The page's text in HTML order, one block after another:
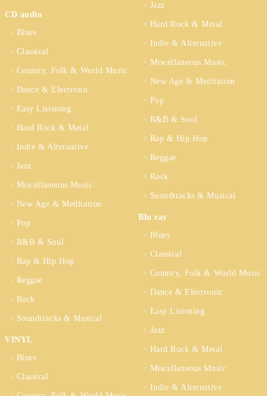
CD audio
Blues
Classical
Country, Folk & World Music
Dance & Electronic
Easy Listening
Hard Rock & Metal
Indie & Alternative
Jazz
Miscellaneous Music
New Age & Meditation
Pop
R&B & Soul
Rap & Hip Hop
Reggae
Rock
Soundtracks & Musical
VINYL
Blues
Classical
Jazz
Hard Rock & Metal
Indie & Alternative
Miscellaneous Music
New Age & Meditation
Pop
R&B & Soul
Rap & Hip Hop
Reggae
Rock
Soundtracks & Musical
Blu ray
Blues
Classical
Country, Folk & World Music
Dance & Electronic
Easy Listening
Jazz
Hard Rock & Metal
Miscellaneous Music
Indie & Alternative